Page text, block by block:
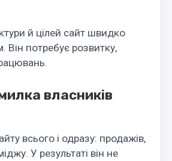
й цілей сайт швидко
Він потребує розвитку,
власників
всього і одразу: продажів,
У результаті він не